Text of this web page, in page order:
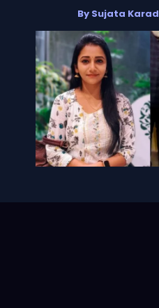
By Sujata Karad